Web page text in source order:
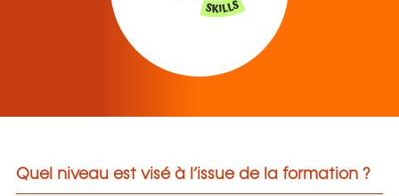
Quel niveau est visé à l’issue de la formation ?